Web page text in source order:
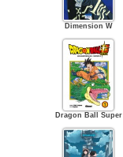
Dimension W
Dragon Ball Super